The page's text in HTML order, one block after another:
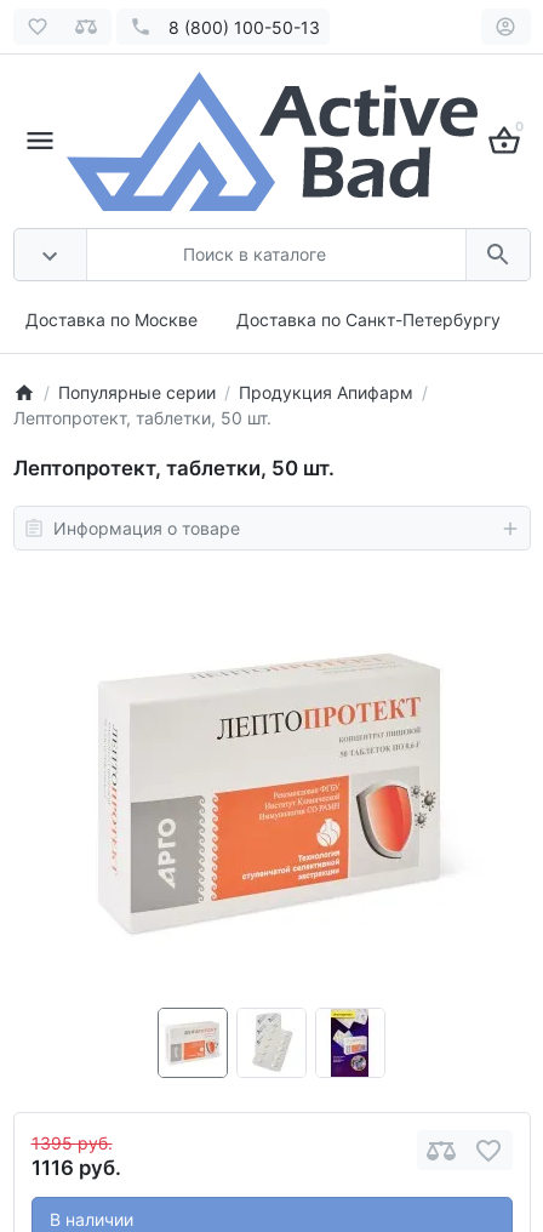
8 (800) 100-50-13
0
Доставка по Москве Доставка по Санкт-Петербургу
Популярные серии
Продукция Апифарм
Лептопротект, таблетки, 50 шт.
Лептопротект, таблетки, 50 шт.
Информация о товаре
1395 руб.
1116 руб.
В наличии